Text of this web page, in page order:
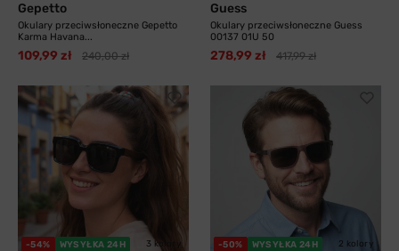
Gepetto
Okulary przeciwsłoneczne Gepetto
Karma Havana...
109,99 zł 240,00 zł
Guess
Okulary przeciwsłoneczne Guess
00137 01U 50
278,99 zł 417,99 zł
-54% WYSYŁKA 24H 3 kolory -50% WYSYŁKA 24H 2 kolory